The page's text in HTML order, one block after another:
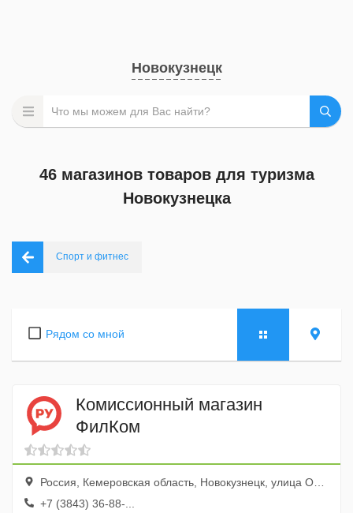
Новокузнецк
46 магазинов товаров для туризма
Новокузнецка
Спорт и фитнес
Рядом со мной
Комиссионный магазин
ФилКом
Россия, Кемеровская область, Новокузнецк, улица Обнорского, 14
+7 (3843) 36-88-...